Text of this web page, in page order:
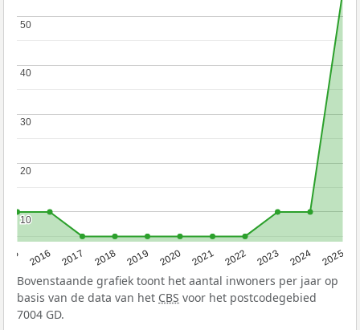
2016 2017 2018 2019 2020 2021 2022 2023 2024 2025
10
10
20
20
30
30
40
40
50
50
Bovenstaande grafiek toont het aantal inwoners per jaar op
basis van de data van het CBS voor het postcodegebied
7004 GD.